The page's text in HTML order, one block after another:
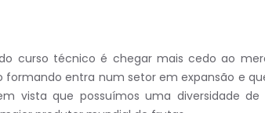
curso técnico é chegar mais cedo ao
entra num setor em expansão e
vista que possuímos uma diversidade de